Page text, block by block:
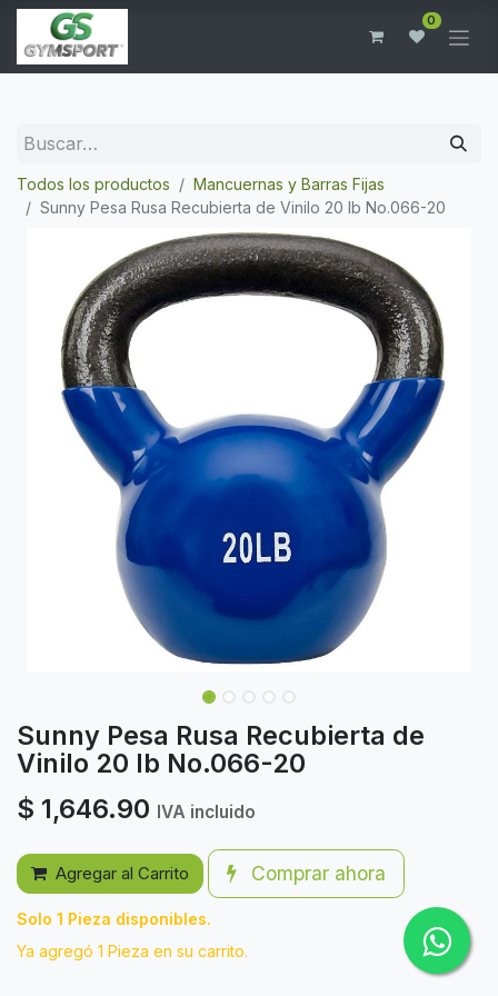
0
Todos los productos
Mancuernas y Barras Fijas
Sunny Pesa Rusa Recubierta de Vinilo 20 lb No.066-20
Sunny Pesa Rusa Recubierta de
Vinilo 20 lb No.066-20
$ 1,646.90 IVA incluido
Agregar al Carrito Comprar ahora
Solo 1 Pieza disponibles.
Ya agregó 1 Pieza en su carrito.